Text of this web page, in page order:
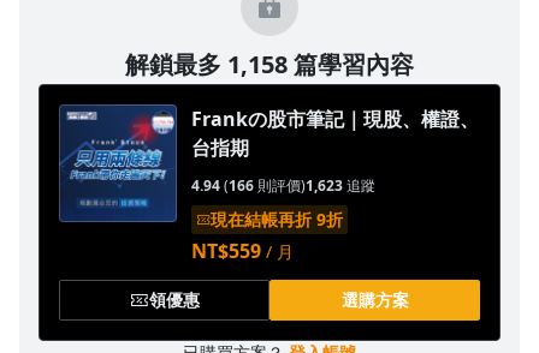
解鎖最多 1,158 篇學習內容
Frankの股市筆記｜現股、權證、
台指期
4.94(166 則評價)1,623追蹤
現在結帳再折 9折
NT$559 / 月
領優惠 選購方案